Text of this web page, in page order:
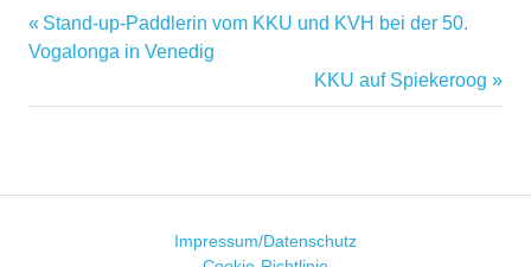
34.
Ruhrslalom
Canoe
Dellwig
Beitragsnavigation
Vorheriger
Beitrag:
Stand-up-Paddlerin vom KKU und KVH bei der 50.
Vogalonga in Venedig
Nächster
Beitrag:
KKU auf Spiekeroog
Impressum/Datenschutz